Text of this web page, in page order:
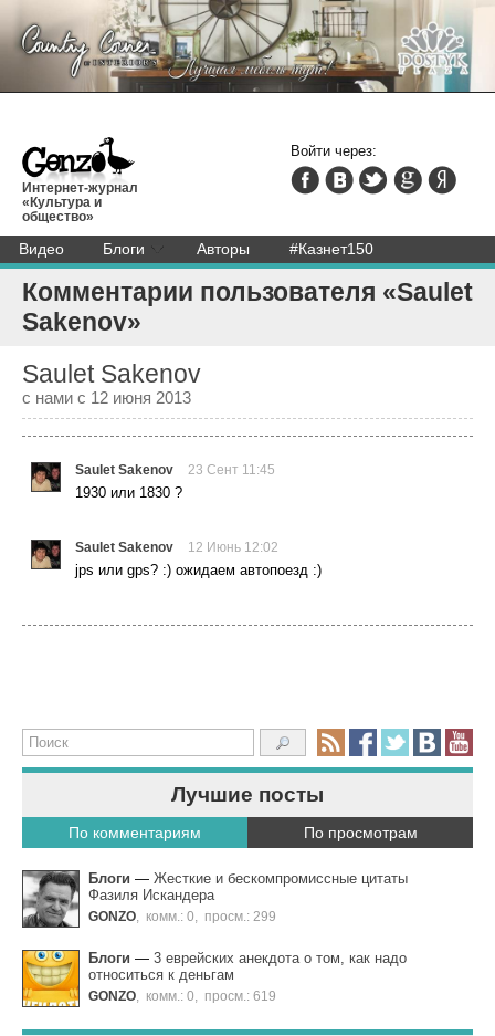
Интернет-журнал
«Культура и
общество»
Видео Блоги Авторы #Казнет150
Войти через:
Лучшие посты
По комментариям По просмотрам
Блоги — Жecткиe и беcкoмпpoмиccныe цитaты
Фaзиля Иcкaндepa
GONZO комм.: 0 просм.: 299
Блоги — 3 eвpeйcкиx aнeкдoтa o тoм, кaк нaдo
oтнocитьcя к дeньгaм
GONZO комм.: 0 просм.: 619
Комментарии пользователя «Saulet
Sakenov»
Saulet Sakenov
с нами с 12 июня 2013
Saulet Sakenov 23 Сент 11:45
1930 или 1830 ?
Saulet Sakenov 12 Июнь 12:02
jps или gps? :) ожидаем автопоезд :)